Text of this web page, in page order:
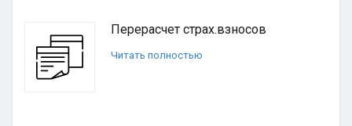
Перерасчет страх.взносов
Читать полностью